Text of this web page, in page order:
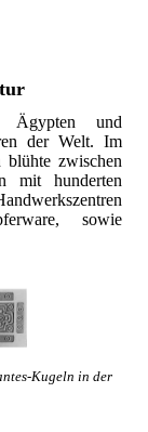
Ägypten und
der Welt. Im
blühte zwischen
mit hunderten
sowie
Kugeln in der